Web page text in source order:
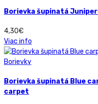
Borievka šupinatá
4,30€
Viac info
Borievky
Borievka šupinatá Blue
carpet